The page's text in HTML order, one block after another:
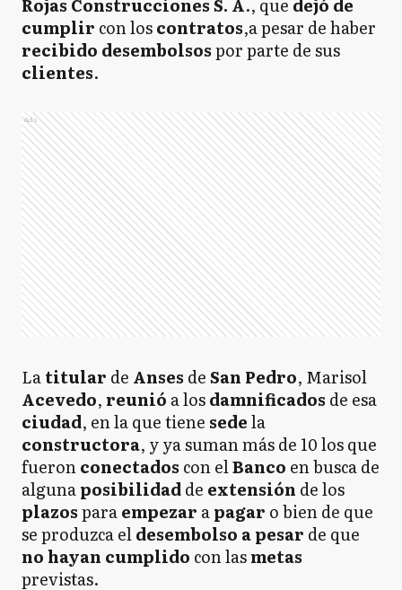
Rojas Construcciones S. A., que dejó de
cumplir con loscontratos,a pesar de haber
recibido desembolsospor parte de sus
clientes.
Ads
Latitular de Anses deSan Pedro, Marisol
Acevedo, reunió a losdamnificados de esa
ciudad, en la que tiene sedela
constructora, y ya suman más de 10 los que
fueronconectados con elBanco en busca de
algunaposibilidadde extensión de los
plazosparaempezar apagar o bien de que
se produzca eldesembolso a pesar de que
no hayan cumplido con lasmetas
previstas.